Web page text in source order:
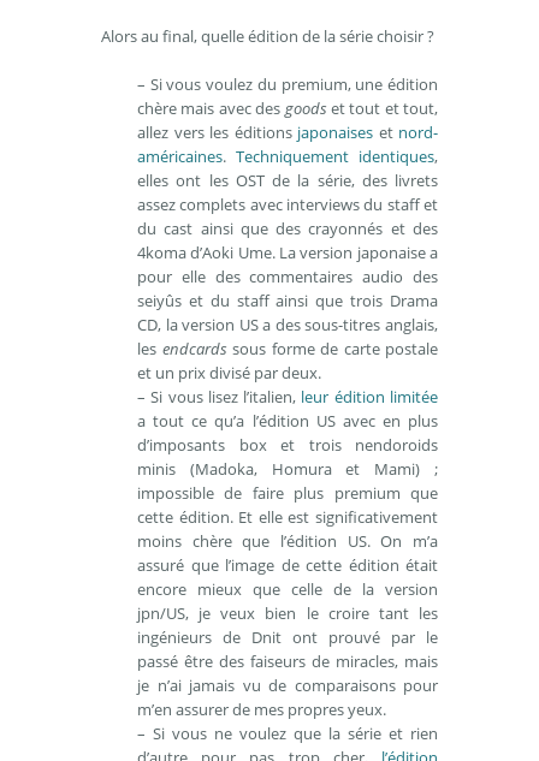
Alors au final, quelle édition de la série choisir ?
– Si vous voulez du premium, une édition
chère mais avec des goods et tout et tout,
allez vers les éditions japonaises et nord-
américaines. Techniquement identiques,
elles ont les OST de la série, des livrets
assez complets avec interviews du staff et
du cast ainsi que des crayonnés et des
4koma d’Aoki Ume. La version japonaise a
pour elle des commentaires audio des
seiyûs et du staff ainsi que trois Drama
CD, la version US a des sous-titres anglais,
les endcards sous forme de carte postale
et un prix divisé par deux.
– Si vous lisez l’italien, leur édition limitée
a tout ce qu’a l’édition US avec en plus
d’imposants box et trois nendoroids
minis (Madoka, Homura et Mami) ;
impossible de faire plus premium que
cette édition. Et elle est significativement
moins chère que l’édition US. On m’a
assuré que l’image de cette édition était
encore mieux que celle de la version
jpn/US, je veux bien le croire tant les
ingénieurs de Dnit ont prouvé par le
passé être des faiseurs de miracles, mais
je n’ai jamais vu de comparaisons pour
m’en assurer de mes propres yeux.
– Si vous ne voulez que la série et rien